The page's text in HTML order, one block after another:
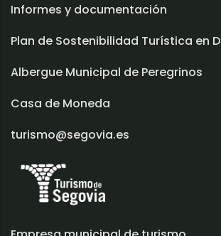
Informes y documentación
Plan de Sostenibilidad Turística en
Albergue Municipal de Peregrinos
Casa de Moneda
turismo@segovia.es